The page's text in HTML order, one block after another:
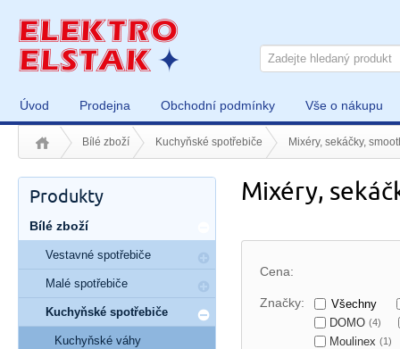
Úvod Prodejna Obchodní podmínky Vše o nákupu
Bílé zboží Kuchyňské spotřebiče Mixéry, sekáčky,
Mixéry,
Cena:
Značky:
Všechny
DOMO (4)
Moulinex (1)
Produkty
Bílé zboží
Vestavné spotřebiče
Malé spotřebiče
Kuchyňské spotřebiče
Kuchyňské váhy